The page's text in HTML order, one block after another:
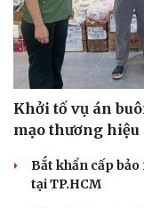
Khởi tố vụ án
mạo thương hiệu
Bắt khẩn cấp
tại TP.HCM